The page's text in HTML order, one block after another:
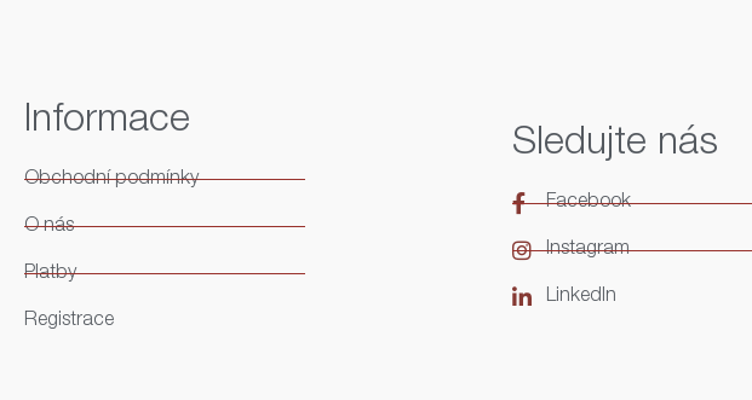
Informace
Obchodní podmínky
O nás
Platby
Registrace
Sledujte nás
Facebook
Instagram
LinkedIn